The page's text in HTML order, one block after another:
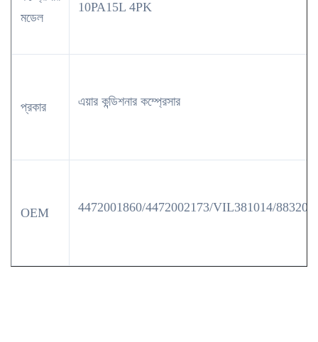
মডেল
10PA15L 4PK
প্রকার এয়ার কন্ডিশনার কম্প্রেসার
OEM 4472001860/4472002173/VIL381014/